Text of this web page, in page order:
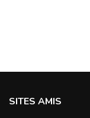
SITES AMIS